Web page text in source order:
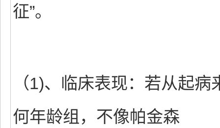
征”。
（1)、临床表现：若从起
何年龄组，不像帕金森